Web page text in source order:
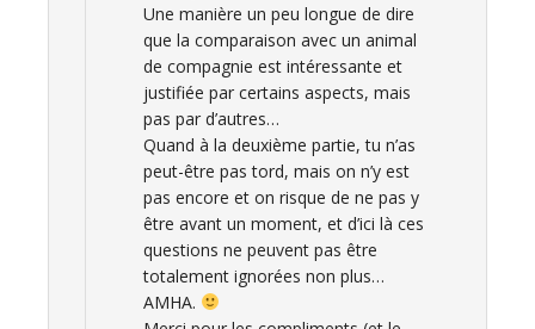
Une manière un peu longue de dire
que la comparaison avec un animal
de compagnie est intéressante et
justifiée par certains aspects, mais
pas par d’autres…
Quand à la deuxième partie, tu n’as
peut-être pas tord, mais on n’y est
pas encore et on risque de ne pas y
être avant un moment, et d’ici là ces
questions ne peuvent pas être
totalement ignorées non plus…
AMHA.